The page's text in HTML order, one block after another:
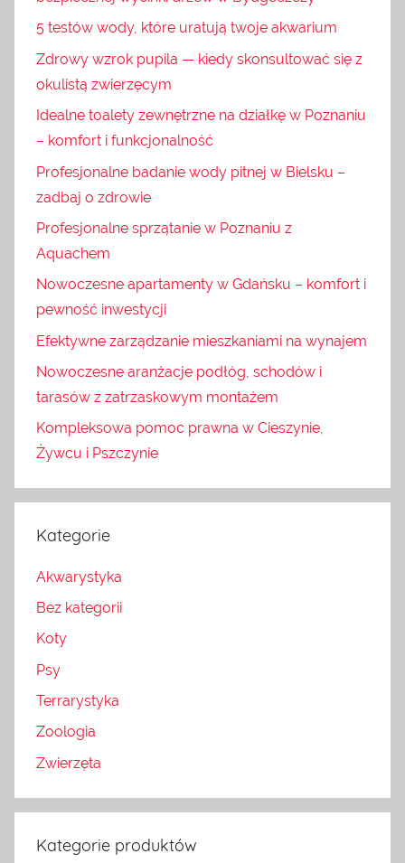
5 testów wody, które uratują twoje akwarium
Zdrowy wzrok pupila — kiedy skonsultować się z
okulistą zwierzęcym
Idealne toalety zewnętrzne na działkę w Poznaniu
– komfort i funkcjonalność
Profesjonalne badanie wody pitnej w Bielsku –
zadbaj o zdrowie
Profesjonalne sprzątanie w Poznaniu z
Aquachem
Nowoczesne apartamenty w Gdańsku – komfort i
pewność inwestycji
Efektywne zarządzanie mieszkaniami na wynajem
Nowoczesne aranżacje podłóg, schodów i
tarasów z zatrzaskowym montażem
Kompleksowa pomoc prawna w Cieszynie,
Żywcu i Pszczynie
Kategorie
Akwarystyka
Bez kategorii
Koty
Psy
Terrarystyka
Zoologia
Zwierzęta
Kategorie produktów